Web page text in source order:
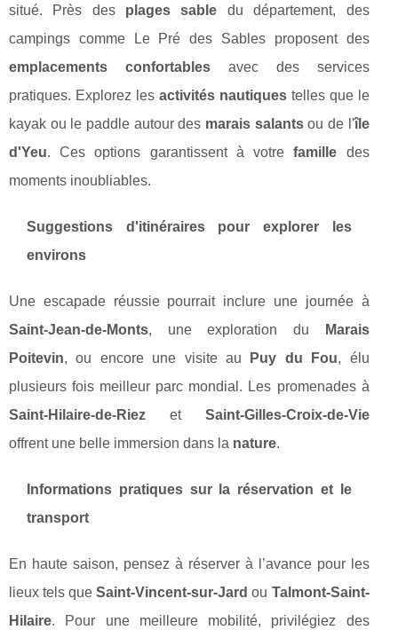
situé. Près des plages sable du département, des
campings comme Le Pré des Sables proposent des
emplacements confortablesavec des services
pratiques. Explorez les activités nautiquestelles que le
kayak ou le paddle autour des marais salantsou de l'île
d'Yeu. Ces options garantissent à votrefamille des
moments inoubliables.
Suggestions d'itinéraires pour explorer les
environs
Une escapade réussie pourrait inclure une journée à
Saint-Jean-de-Monts, une exploration du
Marais
Poitevin, ou encore une visite au Puy du Fou, élu
plusieurs fois meilleur parc mondial. Les promenades à
Saint-Hilaire-de-Riez et Saint-Gilles-Croix-de-Vie
offrent une belle immersion dans la nature.
Informations pratiques sur la réservation et le
transport
En haute saison, pensez à réserver à l’avance pour les
lieux tels queSaint-Vincent-sur-Jard ou Talmont-Saint-
Hilaire. Pour une meilleure mobilité, privilégiez des